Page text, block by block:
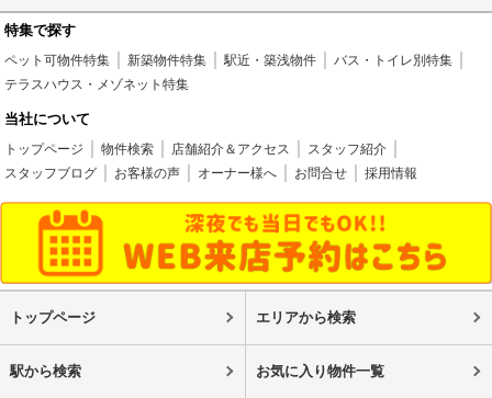
特集で探す
ペット可物件特集 新築物件特集 駅近・築浅物件
バス・トイレ別特集
テラスハウス・メゾネット特集
当社について
トップページ 物件検索 店舗紹介＆アクセス
スタッフ紹介
スタッフブログ
お客様の声 オーナー様へ お問合せ 採用情報
トップページ エリアから検索
駅から検索 お気に入り物件一覧